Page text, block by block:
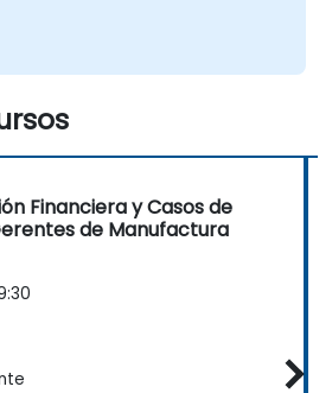
Financiera y Casos de
de Manufactura